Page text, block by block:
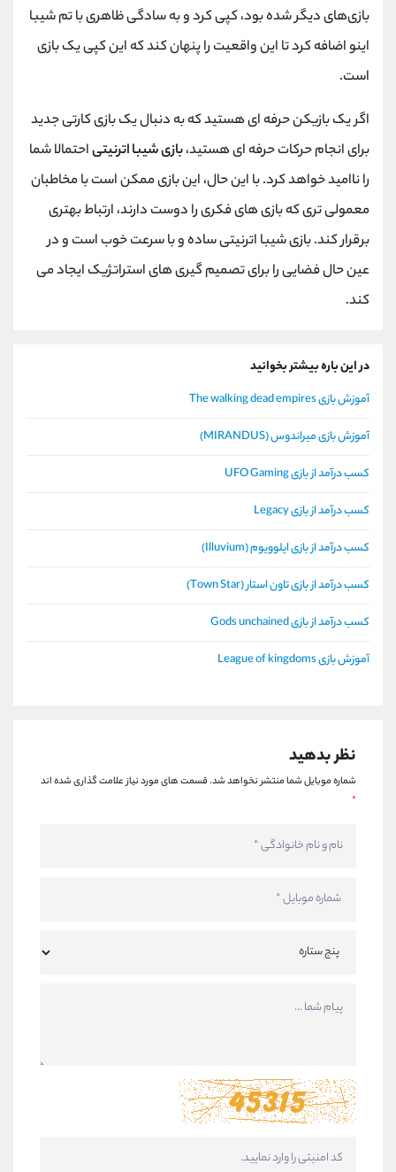
بازی‌های دیگر شده بود، کپی کرد و به سادگی ظاهری با تم شیبا
اینو اضافه کرد تا این واقعیت را پنهان کند که این کپی یک بازی
است.
اگر یک بازیکن حرفه ای هستید که به دنبال یک بازی کارتی جدید
برای انجام حرکات حرفه ای هستید،بازی شیبا اترنیتیاحتمالا شما
را ناامید خواهد کرد. با این حال، این بازی ممکن است با مخاطبان
معمولی تری که بازی های فکری را دوست دارند، ارتباط بهتری
برقرار کند. بازی شیبا اترنیتی ساده و با سرعت خوب است و در
عین حال فضایی را برای تصمیم گیری های استراتژیک ایجاد می
کند.
در این باره بیشتر بخوانید
آموزش بازی The walking dead empires
آموزش بازی میراندوس (MIRANDUS)
کسب درآمد از بازی UFO Gaming
کسب درآمد از بازی Legacy
کسب درآمد از بازی ایلوویوم (Illuvium)
کسب درآمد از بازی تاون استار (Town Star)
کسب درآمد از بازی Gods unchained
آموزش بازی League of kingdoms
نظر بدهید
شماره موبایل شما منتشر نخواهد شد.قسمت های مورد نیاز علامت گذاری شده اند
*